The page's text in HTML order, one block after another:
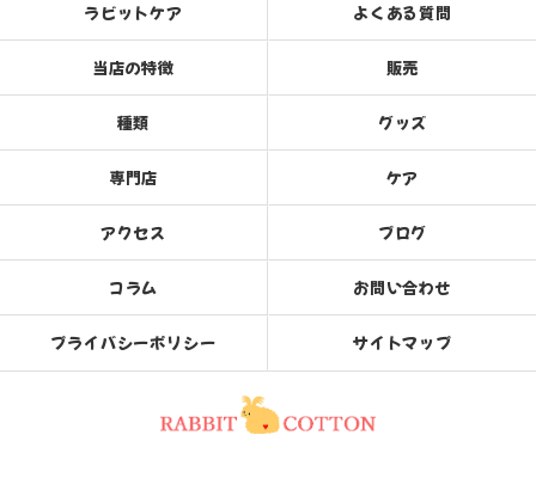
ラビットケア よくある質問
当店の特徴 販売
種類 グッズ
専門店 ケア
アクセス ブログ
コラム お問い合わせ
プライバシーポリシー サイトマップ